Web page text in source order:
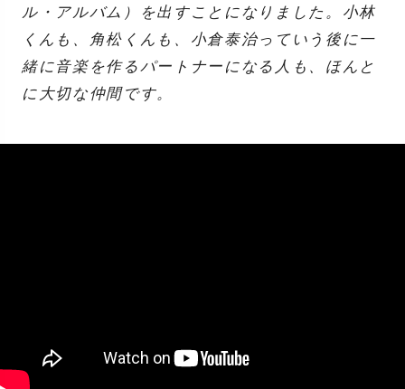
ル・アルバム）を出すことになりました。小林
くんも、角松くんも、小倉泰治っていう後に一
緒に音楽を作るパートナーになる人も、ほんと
に大切な仲間です。